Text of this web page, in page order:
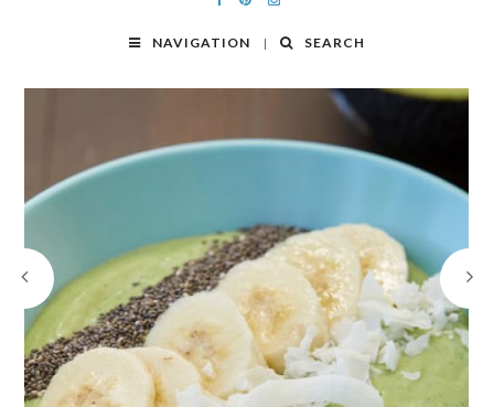
NAVIGATION SEARCH